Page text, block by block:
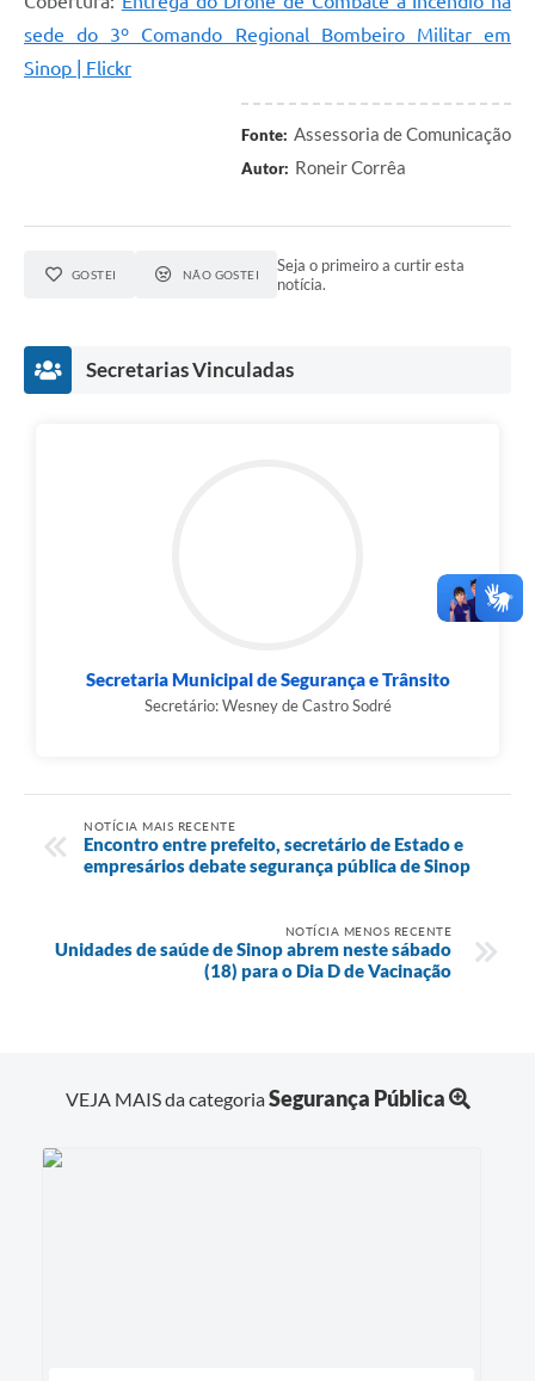
sede do 3º Comando Regional Bombeiro Militar em
Sinop | Flickr
Fonte: Assessoria de Comunicação
Autor: Roneir Corrêa
GOSTEI NÃO GOSTEI
Seja o primeiro a curtir esta
notícia.
Secretarias Vinculadas
Secretaria Municipal de Segurança e Trânsito
Secretário: Wesney de Castro Sodré
NOTÍCIA MAIS RECENTE
Encontro entre prefeito, secretário de Estado e
empresários debate segurança pública de Sinop
NOTÍCIA MENOS RECENTE
Unidades de saúde de Sinop abrem neste sábado
(18) para o Dia D de Vacinação
VEJA MAIS da categoriaSegurança Pública